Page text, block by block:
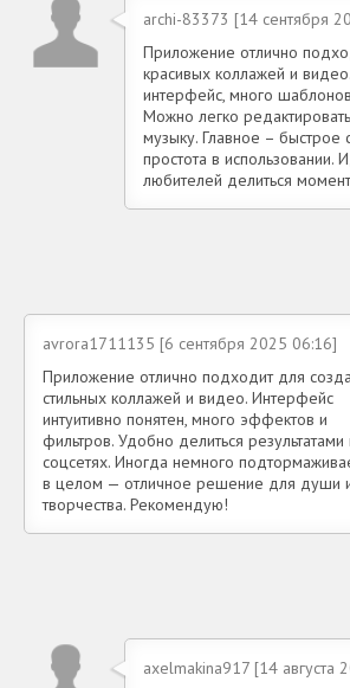
archi-83373 [14 сентября
Приложение отлично
красивых коллажей и
интерфейс, много
Можно легко
музыку. Главное – быстрое
простота в использовании.
любителей делиться
avrora1711135 [6 сентября 2025 06:16]
Приложение отлично подходит для
стильных коллажей и видео. Интерфейс
интуитивно понятен, много эффектов и
фильтров. Удобно делиться результатами
соцсетях. Иногда немного
в целом — отличное решение для души
творчества. Рекомендую!
axelmakina917 [14 августа